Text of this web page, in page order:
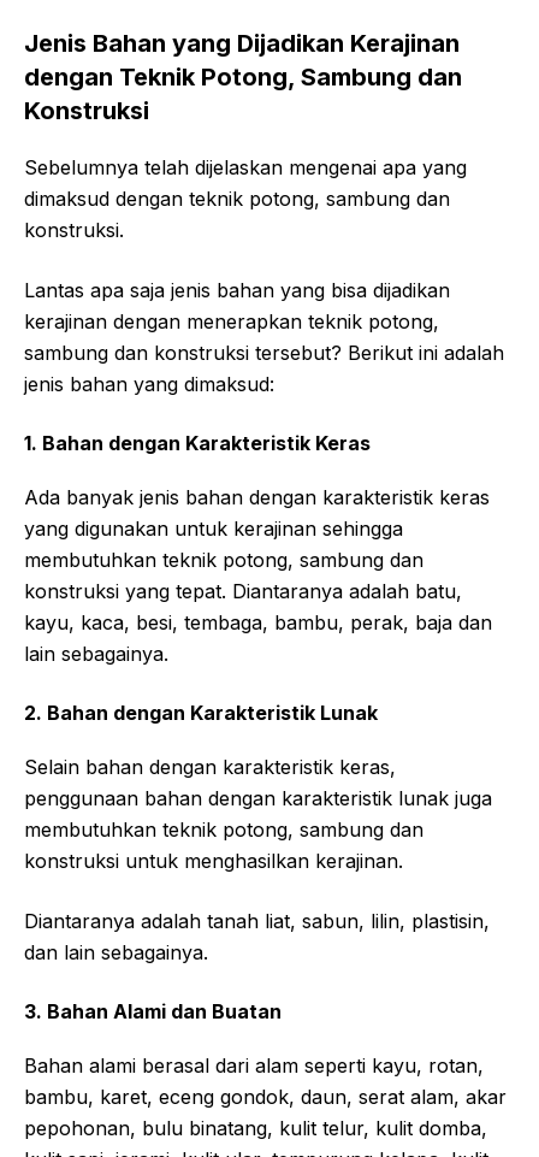
Jenis Bahan yang Dijadikan Kerajinan
dengan Teknik Potong, Sambung dan
Konstruksi
Sebelumnya telah dijelaskan mengenai apa yang
dimaksud dengan teknik potong, sambung dan
konstruksi.
Lantas apa saja jenis bahan yang bisa dijadikan
kerajinan dengan menerapkan teknik potong,
sambung dan konstruksi tersebut? Berikut ini adalah
jenis bahan yang dimaksud:
1. Bahan dengan Karakteristik Keras
Ada banyak jenis bahan dengan karakteristik keras
yang digunakan untuk kerajinan sehingga
membutuhkan teknik potong, sambung dan
konstruksi yang tepat. Diantaranya adalah batu,
kayu, kaca, besi, tembaga, bambu, perak, baja dan
lain sebagainya.
2. Bahan dengan Karakteristik Lunak
Selain bahan dengan karakteristik keras,
penggunaan bahan dengan karakteristik lunak juga
membutuhkan teknik potong, sambung dan
konstruksi untuk menghasilkan kerajinan.
Diantaranya adalah tanah liat, sabun, lilin, plastisin,
dan lain sebagainya.
3. Bahan Alami dan Buatan
Bahan alami berasal dari alam seperti kayu, rotan,
bambu, karet, eceng gondok, daun, serat alam, akar
pepohonan, bulu binatang, kulit telur, kulit domba,